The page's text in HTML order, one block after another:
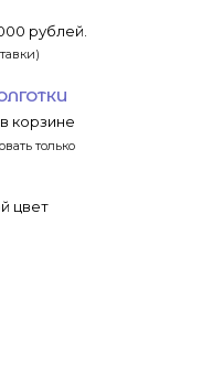
рублей.
только
корзине
цвет